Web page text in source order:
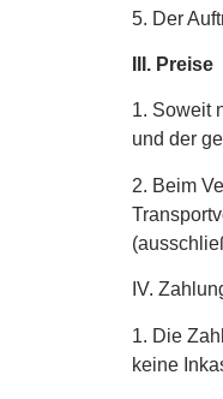
5. Der
III. Preise
1. Soweit
und der
2. Beim
IV.
1. Die
keine